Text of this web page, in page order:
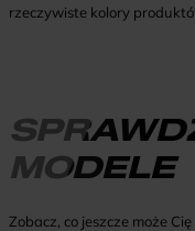
rzeczywiste kolory
MODELE
Zobacz, co jeszcze może